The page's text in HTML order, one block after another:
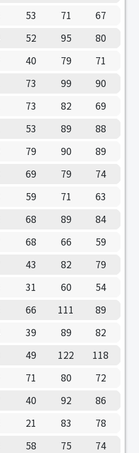
53 71
67
52 95
80
40 79
71
73 99
90
73 82
69
53 89
88
79 90
89
69 79
74
59 71
63
68 89
84
68 66
59
43 82
79
31 60
54
66 111
89
39 89
82
49 122
118
71 80
72
40 92
86
21 83
78
58 75
74